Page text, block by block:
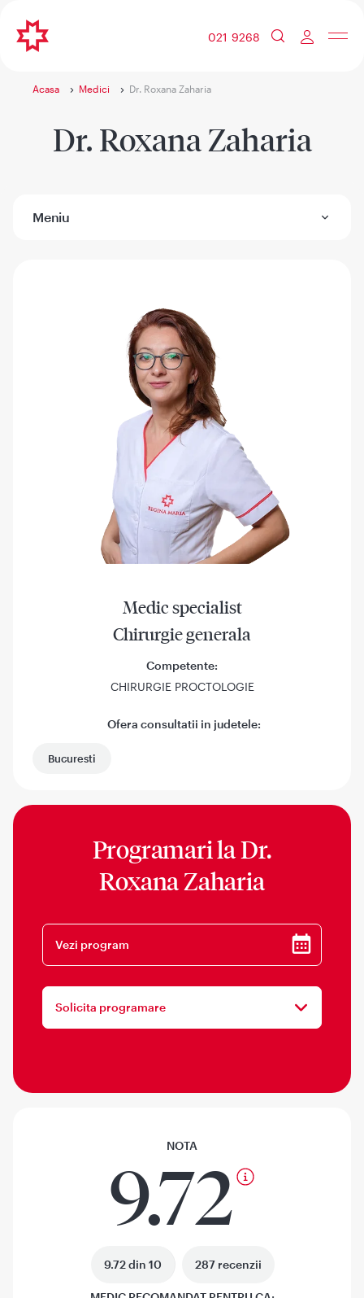
021 9268
Acasa Medici Dr. Roxana Zaharia
Dr. Roxana Zaharia
Meniu
Medic specialist
Chirurgie generala
Competente:
CHIRURGIE PROCTOLOGIE
Ofera consultatii in judetele:
Bucuresti
Programari laDr.
Roxana Zaharia
Vezi program
Solicita programare
NOTA
9.72
9.72 din 10 287 recenzii